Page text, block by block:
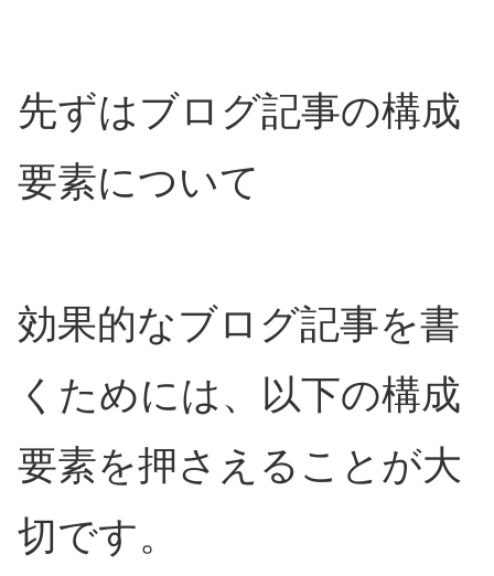
先ずはブログ記事の構成
要素について
効果的なブログ記事を書
くためには、以下の構成
要素を押さえることが大
切です。